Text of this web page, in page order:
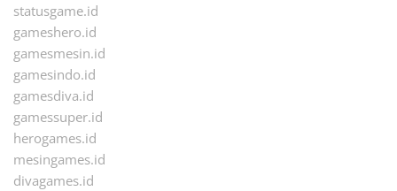
statusgame.id
gameshero.id
gamesmesin.id
gamesindo.id
gamesdiva.id
gamessuper.id
herogames.id
mesingames.id
divagames.id